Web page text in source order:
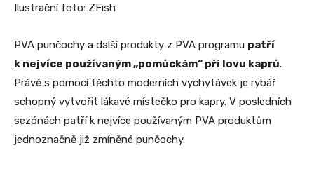
Ilustrační foto: ZFish
PVA punčochy a další produkty z PVA programu patří
k nejvíce používaným „pomůckám“ při lovu kaprů.
Právě s pomocí těchto moderních vychytávek je rybář
schopný vytvořit lákavé místečko pro kapry. V posledních
sezónách patří k nejvíce používaným PVA produktům
jednoznačně již zmíněné punčochy.